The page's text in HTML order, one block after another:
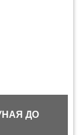
ДО